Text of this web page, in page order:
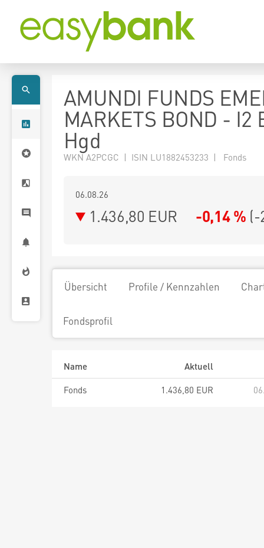
AMUNDI FUNDS
MARKETS BOND - I2
Hgd
WKN A2PCGC | ISIN LU1882453233 | Fonds
06.08.26
1.436,80 EUR -0,14 % (-
Übersicht Profile / Kennzahlen
Fondsprofil
Name
Aktuell
Fonds
1.436,80 EUR